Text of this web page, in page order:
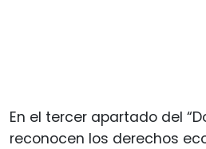
En el tercer apartado del
reconocen los derechos